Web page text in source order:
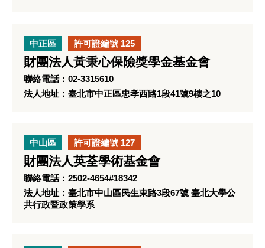
中正區 許可證編號 125
財團法人黃秉心保險獎學金基金會
聯絡電話：02-3315610
法人地址：臺北市中正區忠孝西路1段41號9樓之10
中山區 許可證編號 127
財團法人英荃學術基金會
聯絡電話：2502-4654#18342
法人地址：臺北市中山區民生東路3段67號 臺北大學公
共行政暨政策學系